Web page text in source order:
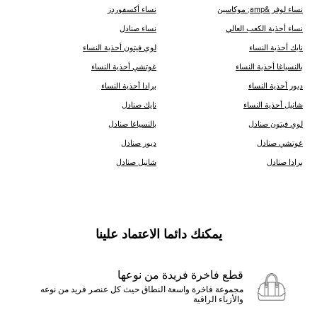
نساء لوفر &amp; موكاسين نساء أكسفوردز
نساء أحذية الكعب العالي نساء صنادل
نايك أحذية النساء لوي فيتون أحذية النساء
ب‍‍النسياغا أحذية النساء غوتشي أحذية النساء
ديور أحذية النساء برادا أحذية النساء
شانيل أحذية النساء نايك صنادل
لوي فيتون صنادل ب‍‍النسياغا صنادل
غوتشي صنادل ديور صنادل
برادا صنادل شانيل صنادل
يمكنك دائما الاعتماد علينا
قطع فاخرة فريدة من نوعها
مجموعة فاخرة واسعة النطاق حيث كل عنصر فريد من نوعه
والأزياء الراقية